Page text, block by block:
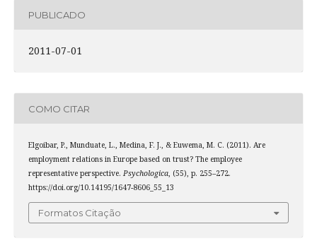
PUBLICADO
2011-07-01
COMO CITAR
Elgoibar, P., Munduate, L., Medina, F. J., & Euwema, M. C. (2011). Are
employment relations in Europe based on trust? The employee
representative perspective. Psychologica, (55), p. 255–272.
https://doi.org/10.14195/1647-8606_55_13
Formatos Citação